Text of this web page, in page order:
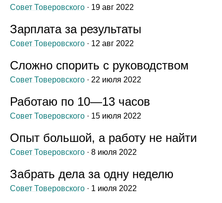
Совет Товеровского · 19 авг 2022
Зарплата за результаты
Совет Товеровского · 12 авг 2022
Сложно спорить с руководством
Совет Товеровского · 22 июля 2022
Работаю по 10⁠—13 часов
Совет Товеровского · 15 июля 2022
Опыт большой, а работу не найти
Совет Товеровского · 8 июля 2022
Забрать дела за одну неделю
Совет Товеровского · 1 июля 2022